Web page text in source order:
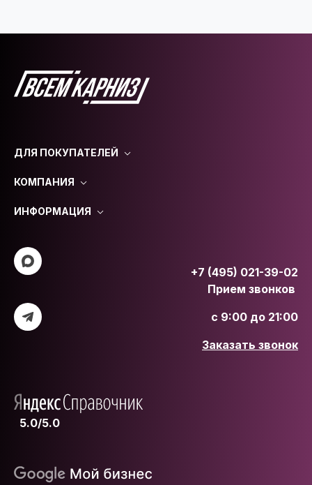
ДЛЯ ПОКУПАТЕЛЕЙ
КОМПАНИЯ
ИНФОРМАЦИЯ
+7 (495) 021-39-02
Прием звонков
с 9:00 до 21:00
Заказать звонок
5.0/5.0